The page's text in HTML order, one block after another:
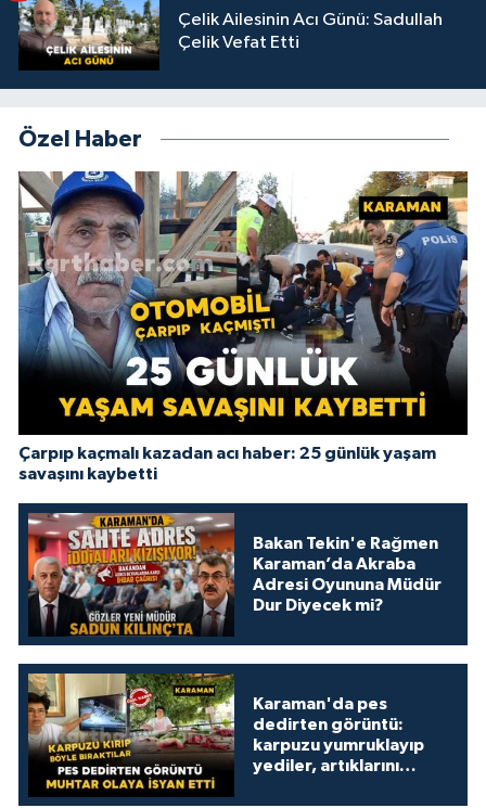
Çelik Ailesinin Acı Günü: Sadullah
Çelik Vefat Etti
Özel Haber
Çarpıp kaçmalı kazadan acı haber: 25 günlük yaşam
savaşını kaybetti
Bakan Tekin'e Rağmen
Karaman’da Akraba
Adresi Oyununa Müdür
Dur Diyecek mi?
Karaman'da pes
dedirten görüntü:
karpuzu yumruklayıp
yediler, artıklarını